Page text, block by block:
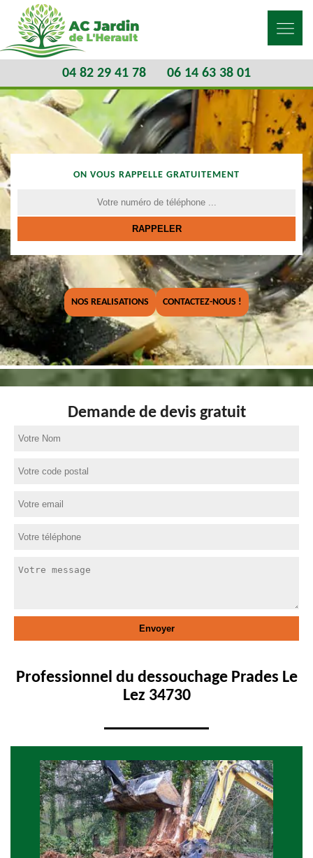
04 82 29 41 78 06 14 63 38 01
ON VOUS RAPPELLE GRATUITEMENT
NOS REALISATIONS CONTACTEZ-NOUS !
Demande de devis gratuit
Professionnel du dessouchage Prades Le
Lez 34730